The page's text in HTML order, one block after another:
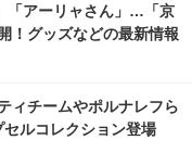
「アーリャさん」…「京
！グッズなどの最新情報
ィチームやポルナレフら
ルコレクション登場